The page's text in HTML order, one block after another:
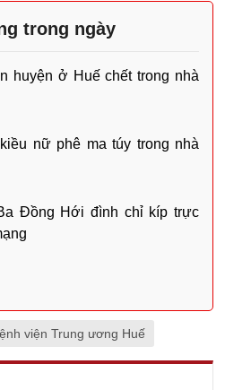
trong ngày
huyện ở Huế chết trong nhà
nữ phê ma túy trong nhà
Đồng Hới đình chỉ kíp trực
viện Trung ương Huế